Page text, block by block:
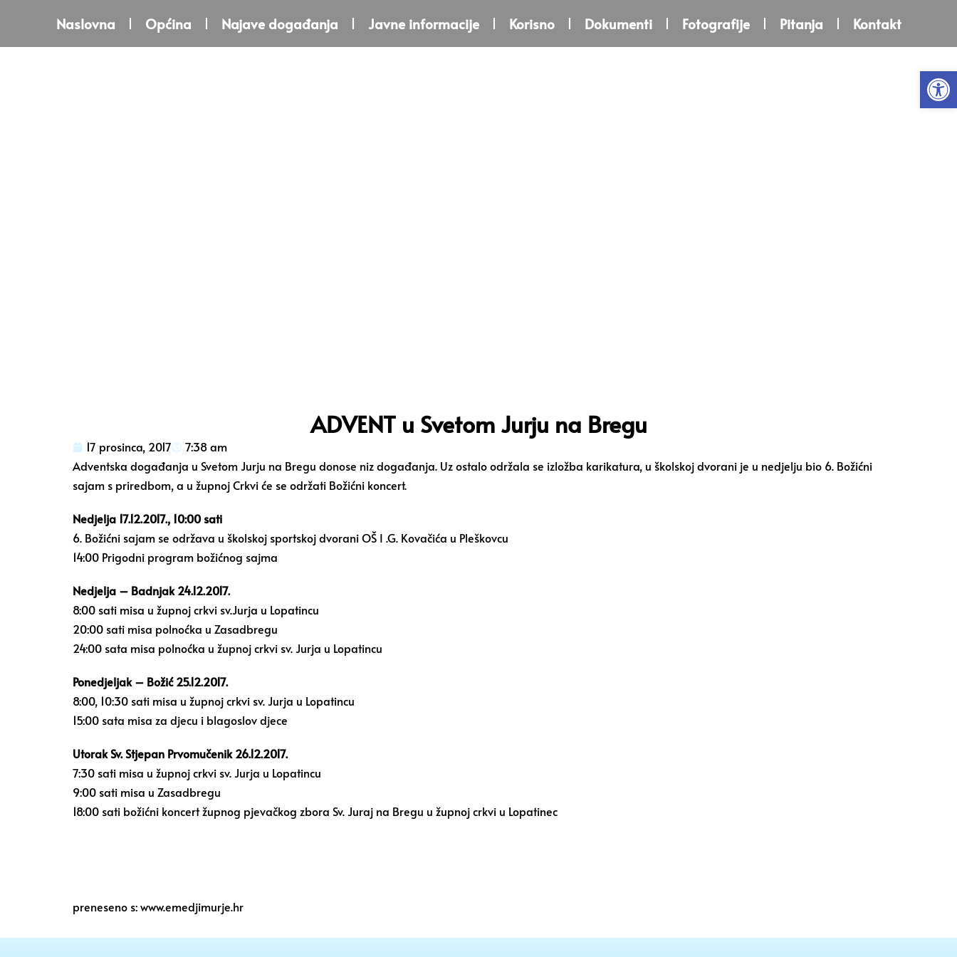
Naslovna Općina Najave događanja Javne informacije Korisno Dokumenti Fotografije Pitanja Kontakt
ADVENT u Svetom Jurju na Bregu
17 prosinca, 2017
7:38 am
Adventska događanja u Svetom Jurju na Bregu donose niz događanja. Uz ostalo održala se izložba karikatura, u školskoj dvorani je u nedjelju bio 6. Božićni
sajam s priredbom, a u župnoj Crkvi će se održati Božićni koncert.
Nedjelja 17.12.2017., 10:00 sati
6. Božićni sajam se održava u školskoj sportskoj dvorani OŠ I .G. Kovačića u Pleškovcu
14:00 Prigodni program božićnog sajma
Nedjelja – Badnjak 24.12.2017.
8:00 sati misa u župnoj crkvi sv.Jurja u Lopatincu
20:00 sati misa polnoćka u Zasadbregu
24:00 sata misa polnoćka u župnoj crkvi sv. Jurja u Lopatincu
Ponedjeljak – Božić 25.12.2017.
8:00, 10:30 sati misa u župnoj crkvi sv. Jurja u Lopatincu
15:00 sata misa za djecu i blagoslov djece
Utorak Sv. Stjepan Prvomučenik 26.12.2017.
7:30 sati misa u župnoj crkvi sv. Jurja u Lopatincu
9:00 sati misa u Zasadbregu
18:00 sati božićni koncert župnog pjevačkog zbora Sv. Juraj na Bregu u župnoj crkvi u Lopatinec
preneseno s: www.emedjimurje.hr